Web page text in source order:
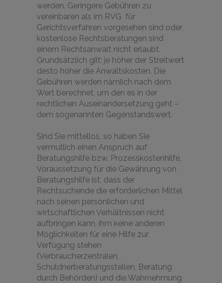
werden. Geringere Gebühren zu
vereinbaren als im RVG für
Gerichtsverfahren vorgesehen sind oder
kostenlose Rechtsberatungen sind
einem Rechtsanwalt nicht erlaubt.
Grundsätzlich gilt: je höher der Streitwert
desto höher die Anwaltskosten. Die
Gebühren werden nämlich nach dem
Wert berechnet, um den es in der
rechtlichen Auseinandersetzung geht –
dem sogenannten Gegenstandswert.
Sind Sie mittellos, so haben Sie
vermutlich einen Anspruch auf
Beratungshilfe bzw. Prozesskostenhilfe.
Voraussetzung für die Gewährung von
Beratungshilfe ist, dass der
Rechtsuchende die erforderlichen Mittel
nach seinen persönlichen und
wirtschaftlichen Verhältnissen nicht
aufbringen kann, ihm keine anderen
Möglichkeiten für eine Hilfe zur
Verfügung stehen
(Verbraucherzentralen,
Schuldnerberatungsstellen, Beratung
durch Behörden) und die Wahrnehmung